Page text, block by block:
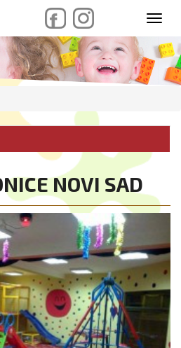
NOVI SAD